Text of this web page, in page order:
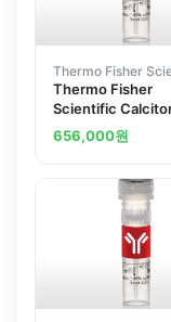
Thermo Fisher
Thermo Fisher
Scientific
Polyclonal
656,000원